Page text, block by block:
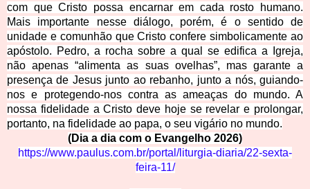
com que Cristo possa encarnar em cada rosto humano.
Mais importante nesse diálogo, porém, é o sentido de
unidade e comunhão que Cristo confere simbolicamente ao
apóstolo. Pedro, a rocha sobre a qual se edifica a Igreja,
não apenas “alimenta as suas ovelhas”, mas garante a
presença de Jesus junto ao rebanho, junto a nós, guiando-
nos e protegendo-nos contra as ameaças do mundo. A
nossa fidelidade a Cristo deve hoje se revelar e prolongar,
portanto, na fidelidade ao papa, o seu vigário no mundo.
(Dia a dia com o Evangelho 2026)
https://www.paulus.com.br/portal/liturgia-diaria/22-sexta-
feira-11/